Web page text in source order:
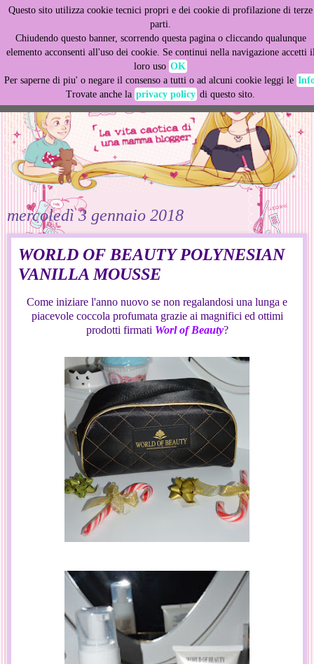
Questo sito utilizza cookie tecnici propri e dei cookie di profilazione di terze
parti.
Chiudendo questo banner, scorrendo questa pagina o cliccando qualunque
elemento acconsenti all'uso dei cookie. Se continui nella navigazione accetti
loro uso OK
Per saperne di piu' o negare il consenso a tutti o ad alcuni cookie leggi le
Trovate anche la privacy policy di questo sito.
mercoledì 3 gennaio 2018
WORLD OF BEAUTY POLYNESIAN
VANILLA MOUSSE
Come iniziare l'anno nuovo se non regalandosi una lunga e
piacevole coccola profumata grazie ai magnifici ed ottimi
prodotti firmati Worl of Beauty?
This site uses cookies from Google to deliver its services
and to analyze traffic. Your IP address and user-agent are
shared with Google along with performance and security
metrics to ensure quality of service, generate usage
statistics, and to detect and address abuse.
LEARN MORE GOT IT